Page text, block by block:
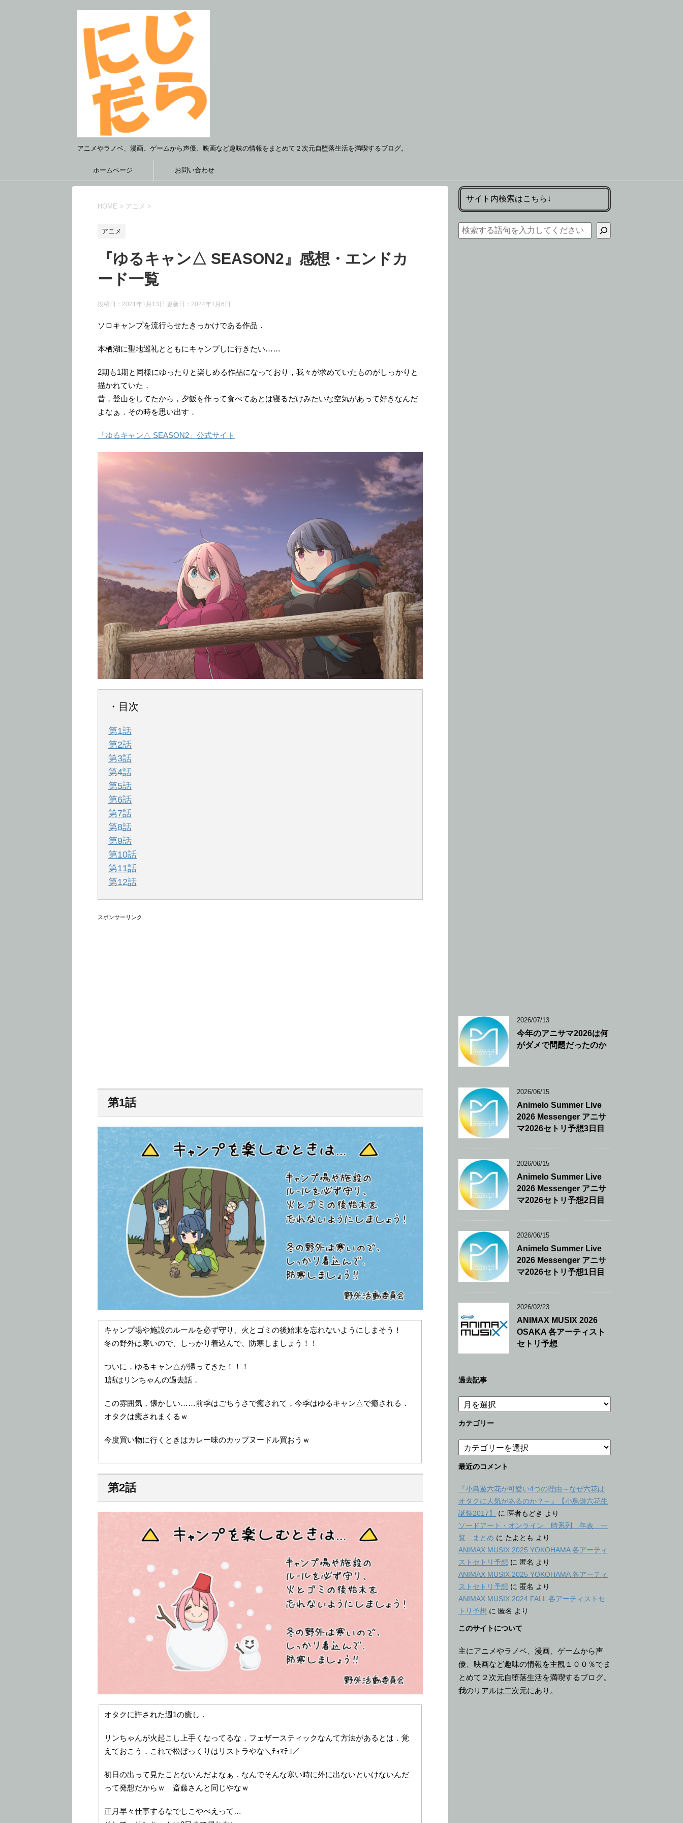
アニメやラノベ、漫画、ゲームから声優、映画など趣味の情報をまとめて２次元自堕落生活を満喫するブログ。
ホームページ お問い合わせ
HOME > アニメ >
アニメ
『ゆるキャン△ SEASON2』感想・エンドカ
ード一覧
投稿日：2021年1月13日 更新日： 2024年1月6日
ソロキャンプを流行らせたきっかけである作品．
本栖湖に聖地巡礼とともにキャンプしに行きたい……
2期も1期と同様にゆったりと楽しめる作品になっており，我々が求めていたものがしっかりと
描かれていた．
昔，登山をしてたから，夕飯を作って食べてあとは寝るだけみたいな空気があって好きなんだ
よなぁ．その時を思い出す．
「ゆるキャン△ SEASON2」公式サイト
・目次
第1話
第2話
第3話
第4話
第5話
第6話
第7話
第8話
第9話
第10話
第11話
第12話
スポンサーリンク
第1話
キャンプ場や施設のルールを必ず守り、火とゴミの後始末を忘れないようにしまそう！
冬の野外は寒いので、しっかり着込んで、防寒しましょう！！
ついに，ゆるキャン△が帰ってきた！！！
1話はリンちゃんの過去話．
この雰囲気，懐かしい……前季はごちうさで癒されて，今季はゆるキャン△で癒される．
オタクは癒されまくるｗ
今度買い物に行くときはカレー味のカップヌードル買おうｗ
第2話
オタクに許された週1の癒し．
リンちゃんが火起こし上手くなってるな．フェザースティックなんて方法があるとは．覚
えておこう．これで松ぼっくりはリストラやな＼ﾁｮﾏﾃﾖ／
初日の出って見たことないんだよなぁ．なんでそんな寒い時に外に出ないといけないんだ
って発想だからｗ 斎藤さんと同じやなｗ
正月早々仕事するなでしこやべえって…
サイト内検索はこちら↓
検索
2026/07/13
今年のアニサマ2026は何
がダメで問題だったのか
2026/06/15
Animelo Summer Live
2026 Messenger アニサ
マ2026セトリ予想3日目
2026/06/15
Animelo Summer Live
2026 Messenger アニサ
マ2026セトリ予想2日目
2026/06/15
Animelo Summer Live
2026 Messenger アニサ
マ2026セトリ予想1日目
2026/02/23
ANIMAX MUSIX 2026
OSAKA 各アーティスト
セトリ予想
過去記事
過
去
記
カテゴリー
テ
ゴ
ー
最近のコメント
『小鳥遊六花が可愛い4つの理由～なぜ六花は
オタクに人気があるのか？～』【小鳥遊六花生
誕祭2017】
に 医者もどき より
ソードアート・オンライン 時系列 年表 一
覧 まとめ に たよとも より
ANIMAX MUSIX 2025 YOKOHAMA 各アーティ
ストセトリ予想 に 匿名 より
ANIMAX MUSIX 2025 YOKOHAMA 各アーティ
ストセトリ予想 に 匿名 より
ANIMAX MUSIX 2024 FALL 各アーティストセ
トリ予想 に 匿名 より
このサイトについて
主にアニメやラノベ、漫画、ゲームから声
優、映画など趣味の情報を主観１００％でま
とめて２次元自堕落生活を満喫するブログ。
我のリアルは二次元にあり。